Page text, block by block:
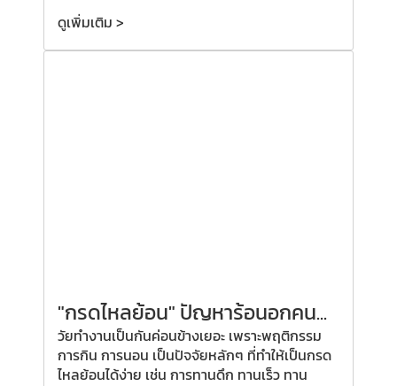
ดูเพิ่มเติม >
"กรดไหลย้อน" ปัญหาร้อนอกคน...
วัยทำงานเป็นกันค่อนข้างเยอะ เพราะพฤติกรรม
การกิน การนอน เป็นปัจจัยหลักๆ ที่ทำให้เป็นกรด
ไหลย้อนได้ง่าย เช่น การทานดึก ทานเร็ว ทาน